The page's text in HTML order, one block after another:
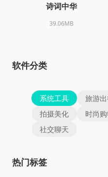
诗词中华
39.06MB
软件分类
系统工具 旅游
拍摄美化
时尚
社交聊天
热门标签